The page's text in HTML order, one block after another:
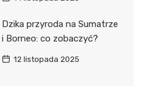
Dzika przyroda na Sumatrze
i Borneo: co zobaczyć?
12 listopada 2025